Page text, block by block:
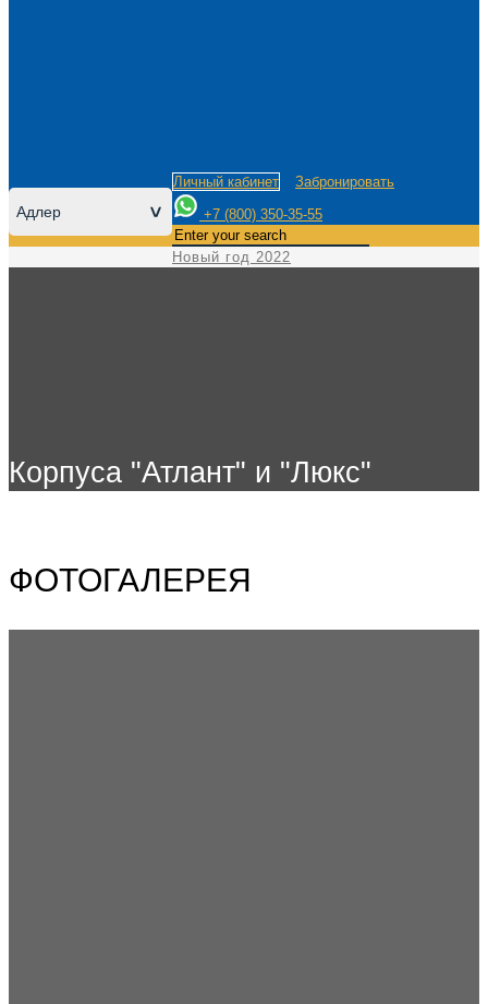
Адлер >
Личный кабинет
Забронировать
+7 (800) 350-35-55
Новый год 2022
Корпуса "Атлант" и "Люкс"
ФОТОГАЛЕРЕЯ